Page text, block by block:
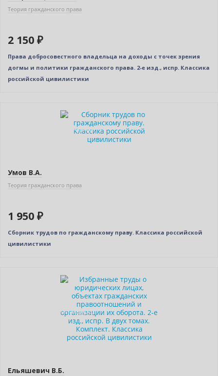
Теория гражданского права
2 150 ₽
Права добросовестного владельца на доходы с точек зрения
догмы и политики гражданского права. 2-е изд., испр. Классика
российской цивилистики
Индивидуальный подход
Умов В.А.
Теория гражданского права
1 950 ₽
Сборник трудов по гражданскому праву. Классика российской
цивилистики
Индивидуальный подход
Ельяшевич В.Б.